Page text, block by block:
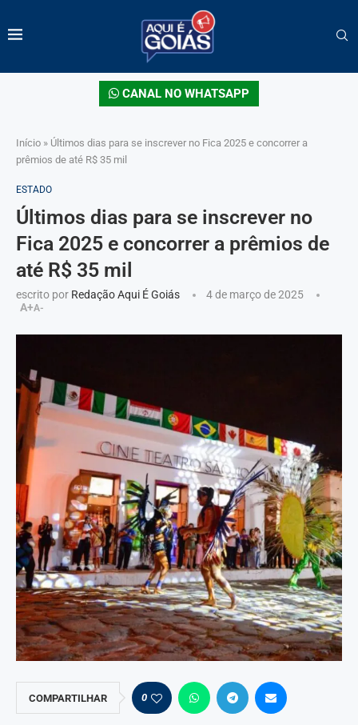
CANAL NO WHATSAPP
Início » Últimos dias para se inscrever no Fica 2025 e concorrer a
prêmios de até R$ 35 mil
ESTADO
Últimos dias para se inscrever no
Fica 2025 e concorrer a prêmios de
até R$ 35 mil
escrito por Redação Aqui É Goiás
4 de março de 2025
A+A-
COMPARTILHAR 0